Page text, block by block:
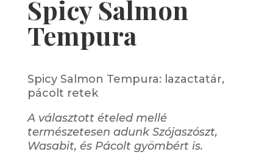
Spicy Salmon
Tempura
Spicy Salmon Tempura: lazactatár,
pácolt retek
A választott ételed mellé
természetesen adunk Szójaszószt,
Wasabit, és Pácolt gyömbért is.